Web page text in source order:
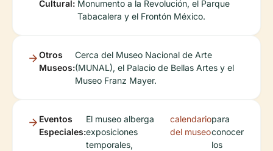
Cultural: Monumento a la Revolución, el Parque
Tabacalera y el Frontón México.
Otros
Museos:
Cerca del Museo Nacional de Arte
(MUNAL), el Palacio de Bellas Artes y el
Museo Franz Mayer.
Eventos
Especiales:
El museo alberga
exposiciones
temporales,
calendario
del museo
para
conocer
los